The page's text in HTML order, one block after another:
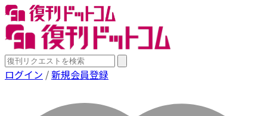
ログイン /新規会員登録